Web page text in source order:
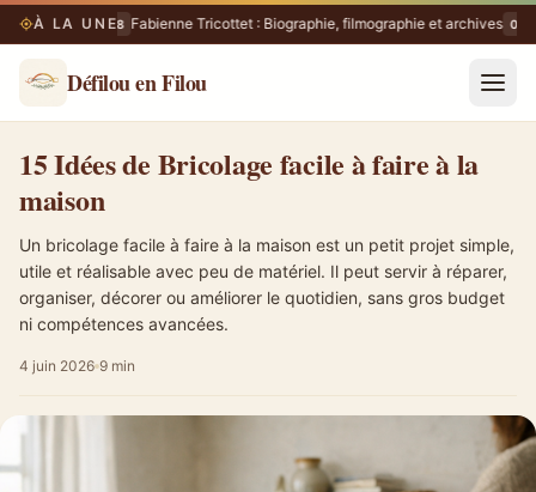
À LA UNE
09/08 Fabienne Tricottet : Biographie, filmographie et archives 09/
Défilou en Filou
15 Idées de Bricolage facile à faire à la
maison
Un bricolage facile à faire à la maison est un petit projet simple,
utile et réalisable avec peu de matériel. Il peut servir à réparer,
organiser, décorer ou améliorer le quotidien, sans gros budget
ni compétences avancées.
4 juin 2026 9 min